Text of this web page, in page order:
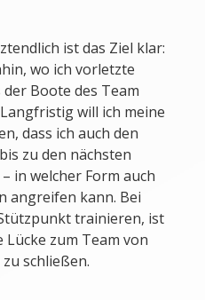
ist das Ziel klar:
wo ich vorletzte
Boote des Team
will ich meine
dass ich auch den
zu den nächsten
in welcher Form auch
angreifen kann. Bei
trainieren, ist
zum Team von
schließen.